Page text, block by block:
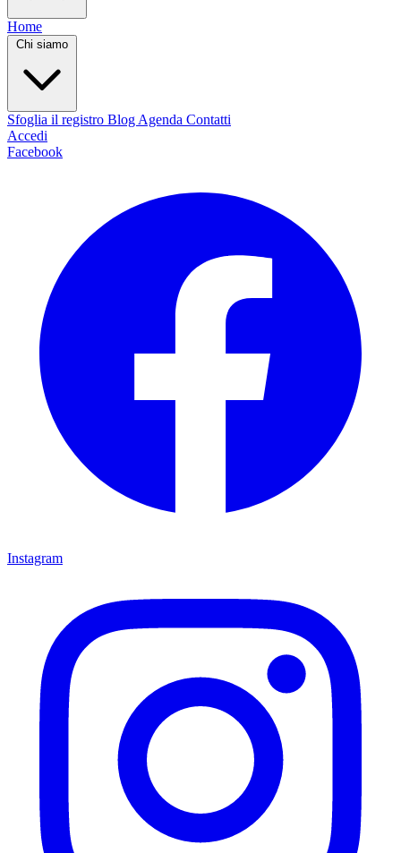
Home
Chi siamo
Sfoglia il registro Blog Agenda Contatti
Accedi
Facebook
Instagram